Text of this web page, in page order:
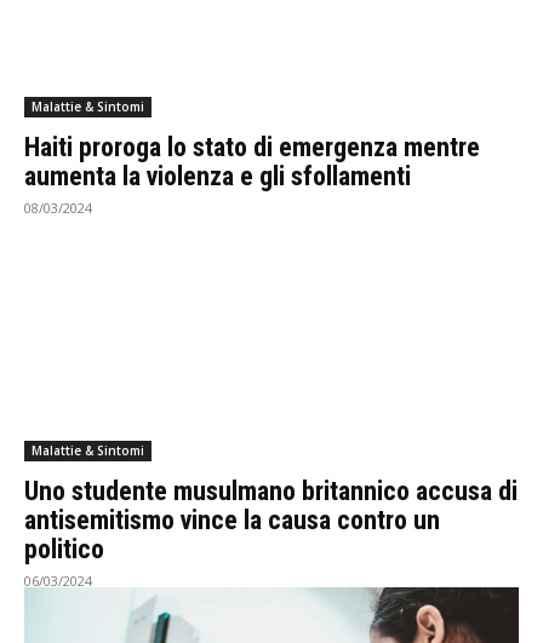
Malattie & Sintomi
Haiti proroga lo stato di emergenza mentre
aumenta la violenza e gli sfollamenti
08/03/2024
Malattie & Sintomi
Uno studente musulmano britannico accusa di
antisemitismo vince la causa contro un
politico
06/03/2024